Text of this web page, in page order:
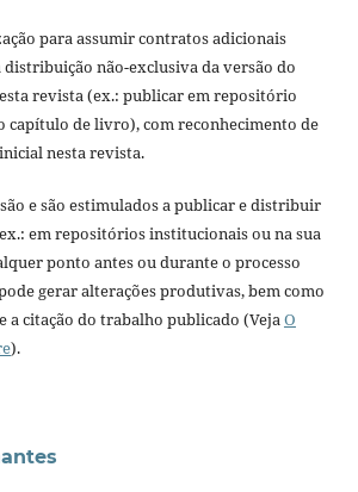
para assumir contratos adicionais
distribuição não-exclusiva da versão do
revista (ex.: publicar em repositório
capítulo de livro), com reconhecimento de
nesta revista.
e são estimulados a publicar e distribuir
em repositórios institucionais ou na sua
ponto antes ou durante o processo
gerar alterações produtivas, bem como
a citação do trabalho publicado (VejaO
).